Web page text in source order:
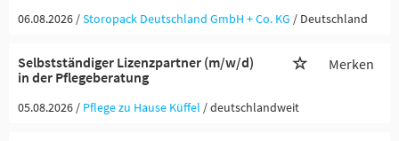
06.08.2026 /Storopack Deutschland GmbH + Co. KG / Deutschland
Selbstständiger Lizenzpartner (m/w/d)
in der Pflegeberatung
Merken
05.08.2026 / Pflege zu Hause Küffel / deutschlandweit